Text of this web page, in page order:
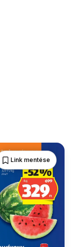
Link mentése